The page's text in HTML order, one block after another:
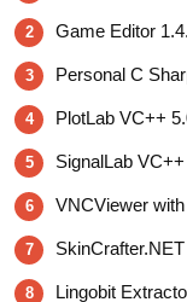
2 Game Editor
3 Personal C
4 PlotLab VC++
5 SignalLab
6 VNCViewer
7
8 Lingobit